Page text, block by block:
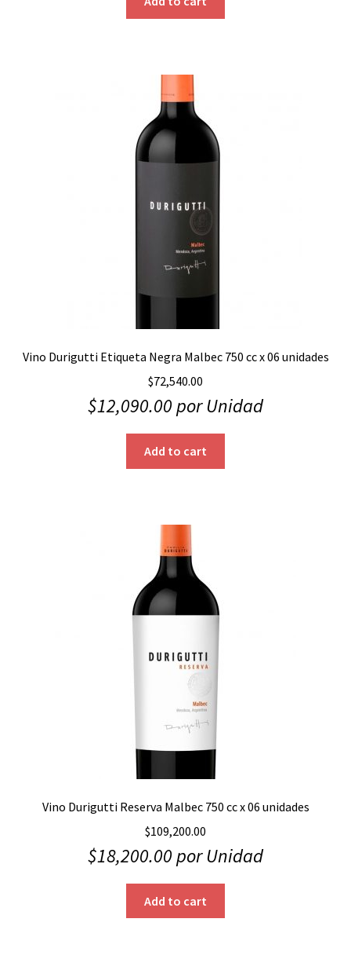
Vino Durigutti Etiqueta Negra Malbec 750 cc x 06 unidades
$72,540.00
$12,090.00por Unidad
Add to cart
Vino Durigutti Reserva Malbec 750 cc x 06 unidades
$109,200.00
$18,200.00por Unidad
Add to cart